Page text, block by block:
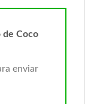
de Coco
enviar